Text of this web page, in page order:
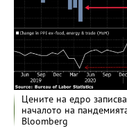
Цените на едро
началото на
Bloomberg